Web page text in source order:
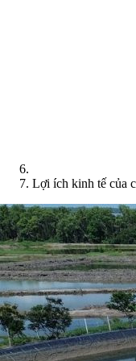
Lợi ích kinh tế của